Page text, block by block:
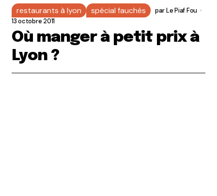
restaurants à lyon spécial fauchés parLe Piaf Fou
13 octobre 2011
Où manger à petit prix à
Lyon ?